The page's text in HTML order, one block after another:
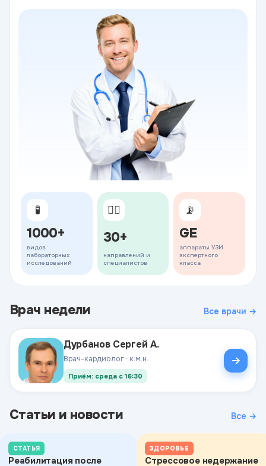
🧪
1000+
видов
лабораторных
исследований
👨‍⚕️
30+
направлений и
специалистов
📡
GE
аппараты УЗИ
экспертного
класса
Врач недели Все врачи →
Дурбанов Сергей А.
Врач-кардиолог · к.м.н.
Приём: среда с 16:30
Статьи и новости Все →
СТАТЬЯ
Реабилитация после
ЗДОРОВЬЕ
Стрессовое недержание